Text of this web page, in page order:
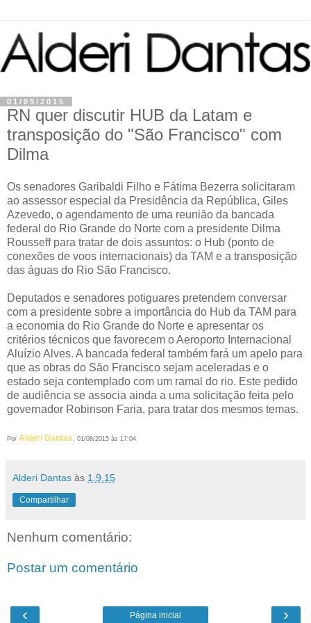
01/09/2015
RN quer discutir HUB da Latam e
transposição do "São Francisco" com
Dilma
Os senadores Garibaldi Filho e Fátima Bezerra solicitaram
ao assessor especial da Presidência da República, Giles
Azevedo, o agendamento de uma reunião da bancada
federal do Rio Grande do Norte com a presidente Dilma
Rousseff para tratar de dois assuntos: o Hub (ponto de
conexões de voos internacionais) da TAM e a transposição
das águas do Rio São Francisco.
Deputados e senadores potiguares pretendem conversar
com a presidente sobre a importância do Hub da TAM para
a economia do Rio Grande do Norte e apresentar os
critérios técnicos que favorecem o Aeroporto Internacional
Aluízio Alves. A bancada federal também fará um apelo para
que as obras do São Francisco sejam aceleradas e o
estado seja contemplado com um ramal do rio. Este pedido
de audiência se associa ainda a uma solicitação feita pelo
governador Robinson Faria, para tratar dos mesmos temas.
Por Alderi Dantas, 01/08/2015 às 17:04
Alderi Dantas às 1.9.15
Compartilhar
Nenhum comentário:
Postar um comentário
‹ ›
Página inicial